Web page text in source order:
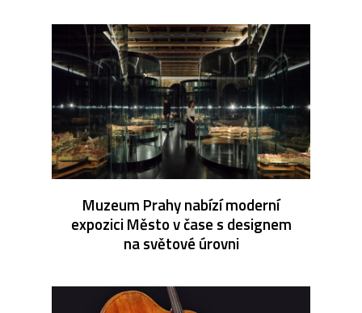
Muzeum Prahy nabízí moderní
expozici Město v čase s designem
na světové úrovni